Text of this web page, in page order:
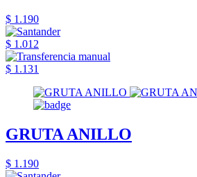
$ 1.190
$ 1.012
$ 1.131
GRUTA ANILLO
$ 1.190